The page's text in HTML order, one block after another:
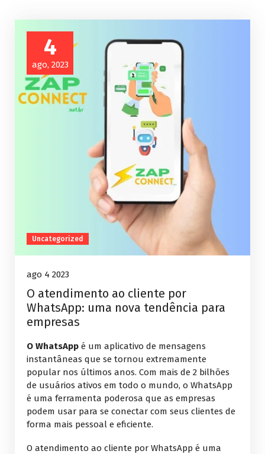
4
ago, 2023
Uncategorized
ago 4 2023
O atendimento ao cliente por
WhatsApp: uma nova tendência para
empresas
O WhatsApp é um aplicativo de mensagens
instantâneas que se tornou extremamente
popular nos últimos anos. Com mais de 2 bilhões
de usuários ativos em todo o mundo, o WhatsApp
é uma ferramenta poderosa que as empresas
podem usar para se conectar com seus clientes de
forma mais pessoal e eficiente.
O atendimento ao cliente por WhatsApp é uma